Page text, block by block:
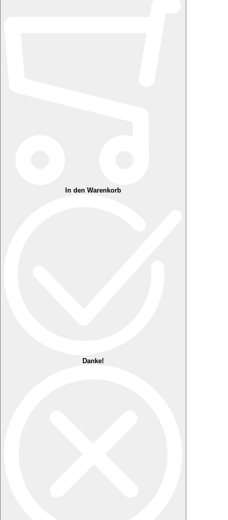
In den Warenkorb
Danke!